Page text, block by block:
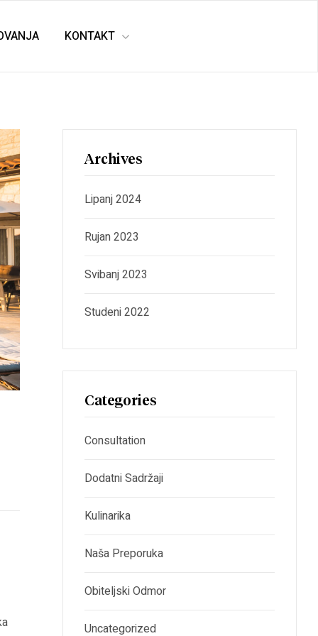
KONTAKT
Archives
Lipanj 2024
Rujan 2023
Svibanj 2023
Studeni 2022
Categories
Consultation
Dodatni Sadržaji
Kulinarika
Naša Preporuka
Obiteljski Odmor
Uncategorized